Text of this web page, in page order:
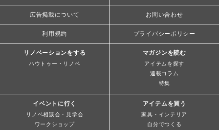
広告掲載について お問い合わせ
利用規約 プライバシーポリシー
リノベーションをする
ハウトゥー・リノベ
マガジンを読む
アイテムを探す
連載コラム
特集
イベントに行く
リノベ相談会・見学会
ワークショップ
アイテムを買う
家具・インテリア
自分でつくる